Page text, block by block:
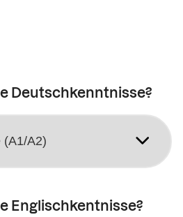
Deutschkenntnisse?
Englischkentnisse?